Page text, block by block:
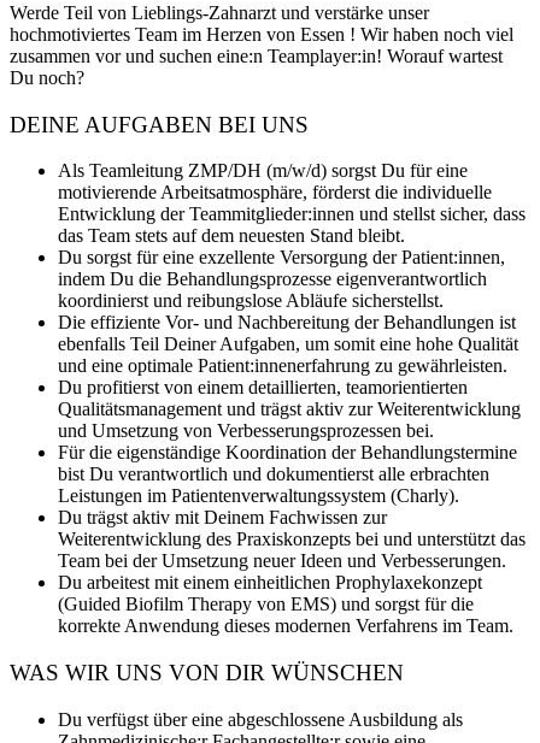
Werde Teil von Lieblings-Zahnarzt und verstärke unser
hochmotiviertes Team im Herzen von Essen ! Wir haben noch viel
zusammen vor und suchen eine:n Teamplayer:in! Worauf wartest
Du noch?
DEINE AUFGABEN BEI UNS
Als Teamleitung ZMP/DH (m/w/d) sorgst Du für eine
motivierende Arbeitsatmosphäre, förderst die individuelle
Entwicklung der Teammitglieder:innen und stellst sicher, dass
das Team stets auf dem neuesten Stand bleibt.
Du sorgst für eine exzellente Versorgung der Patient:innen,
indem Du die Behandlungsprozesse eigenverantwortlich
koordinierst und reibungslose Abläufe sicherstellst.
Die effiziente Vor- und Nachbereitung der Behandlungen ist
ebenfalls Teil Deiner Aufgaben, um somit eine hohe Qualität
und eine optimale Patient:innenerfahrung zu gewährleisten.
Du profitierst von einem detaillierten, teamorientierten
Qualitätsmanagement und trägst aktiv zur Weiterentwicklung
und Umsetzung von Verbesserungsprozessen bei.
Für die eigenständige Koordination der Behandlungstermine
bist Du verantwortlich und dokumentierst alle erbrachten
Leistungen im Patientenverwaltungssystem (Charly).
Du trägst aktiv mit Deinem Fachwissen zur
Weiterentwicklung des Praxiskonzepts bei und unterstützt das
Team bei der Umsetzung neuer Ideen und Verbesserungen.
Du arbeitest mit einem einheitlichen Prophylaxekonzept
(Guided Biofilm Therapy von EMS) und sorgst für die
korrekte Anwendung dieses modernen Verfahrens im Team.
WAS WIR UNS VON DIR WÜNSCHEN
Du verfügst über eine abgeschlossene Ausbildung als